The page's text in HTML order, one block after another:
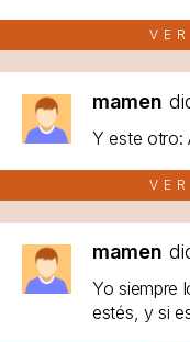
mamen
Y este otro:
mamen
Yo siempre
estés, y si